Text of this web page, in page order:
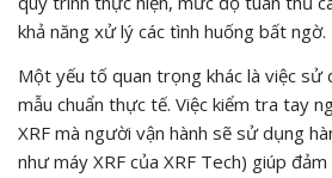
khả năng xử lý các tình huống bất ngờ.
Một yếu tố quan trọng khác là việc sử
mẫu chuẩn thực tế. Việc kiểm tra tay
XRF mà người vận hành sẽ sử dụng
như máy XRF của XRF Tech) giúp